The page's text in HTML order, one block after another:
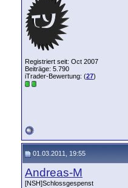
Registriert seit: Oct 2007
Beiträge: 5.790
iTrader-Bewertung: (27)
01.03.2011, 19:55
Andreas-M
[NSH]Schlossgespenst